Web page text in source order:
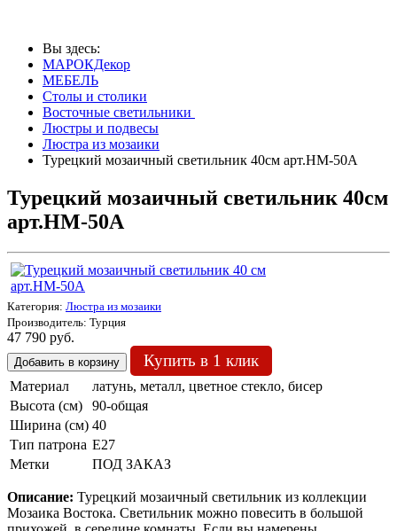
Вы здесь:
МАРОКДекор
МЕБЕЛЬ
Столы и столики
Восточные светильники
Люстры и подвесы
Люстра из мозаики
Турецкий мозаичный светильник 40см арт.HM-50A
Турецкий мозаичный светильник 40см
арт.HM-50A
Категория: Люстра из мозаики
Производитель: Турция
47 790 руб.
Купить в 1 клик
Материал
латунь, металл, цветное стекло, бисер
Высота (см)
90-общая
Ширина (см) 40
Тип патрона Е27
Метки
ПОД ЗАКАЗ
Описание: Турецкий мозаичный светильник из коллекции
Мозаика Востока. Светильник можно повесить в большой